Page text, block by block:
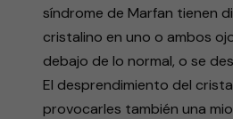
síndrome de Marfan tienen
cristalino en uno o ambos
debajo de lo normal, o se
El desprendimiento del
provocarles también una